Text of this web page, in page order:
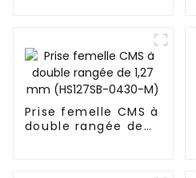
Prise femelle CMS à
double rangée de